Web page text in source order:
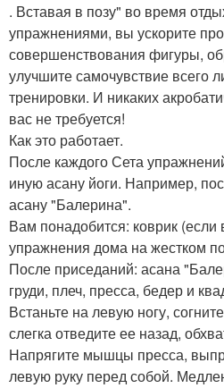
. Вставая в позу" во время
упражнениями, вы ускорите
совершенствования фигуры,
улучшите самочувствие всего
тренировки. И никаких
вас не требуется!
Как это работает.
После каждого Сета
иную асану йоги. Например,
асану "Балерина".
Вам понадобится: коврик
упражнения дома на жестком
После приседаний: асана
груди, плеч, пресса, бедер и
Встаньте на левую ногу,
слегка отведите ее назад,
Напрягите мышцы пресса,
левую руку перед собой.